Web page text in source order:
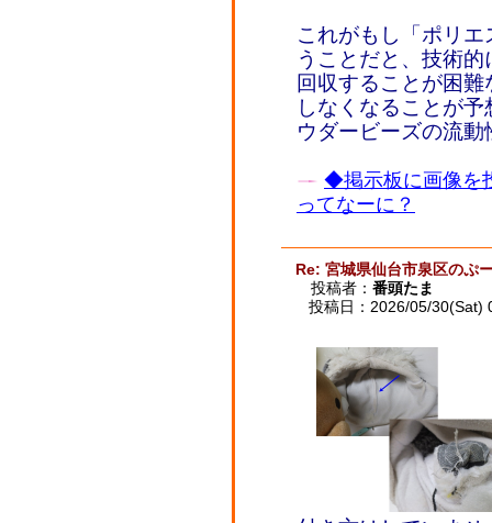
これがもし「ポリ
うことだと、技術
回収することが困
しなくなることが
ウダービーズの流
◆掲示板に画像を
ってなーに？
Re: 宮城県仙台市泉区のぷ
投稿者： 番頭たま
投稿日：2026/05/30(Sat)